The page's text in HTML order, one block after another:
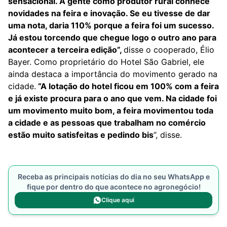
novidades na feira e inovação. Se eu tivesse de dar
uma nota, daria 110% porque a feira foi um sucesso.
Já estou torcendo que chegue logo o outro ano para
acontecer a terceira edição”, disse o cooperado, Élio
Bayer. Como proprietário do Hotel São Gabriel, ele
ainda destaca a importância do movimento gerado na
cidade. “A lotação do hotel ficou em 100% com a feira
e já existe procura para o ano que vem. Na cidade foi
um movimento muito bom, a feira movimentou toda
a cidade e as pessoas que trabalham no comércio
estão muito satisfeitas e pedindo bis”, disse.
Receba as principais notícias do dia no seu WhatsApp e
fique por dentro do que acontece no agronegócio!
Clique aqui